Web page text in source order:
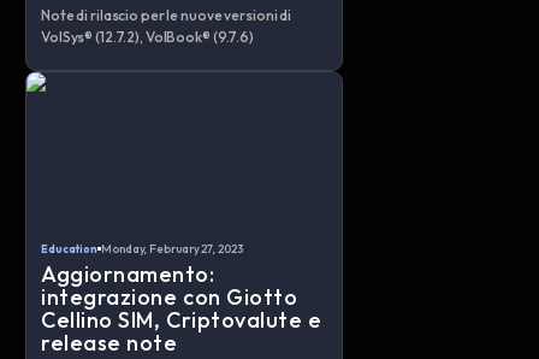
Note di rilascio per le nuove versioni di
VolSys® (12.7.2), VolBook® (9.7.6)
Education Monday, February 27, 2023
Aggiornamento:
integrazione con Giotto
Cellino SIM, Criptovalute e
release note